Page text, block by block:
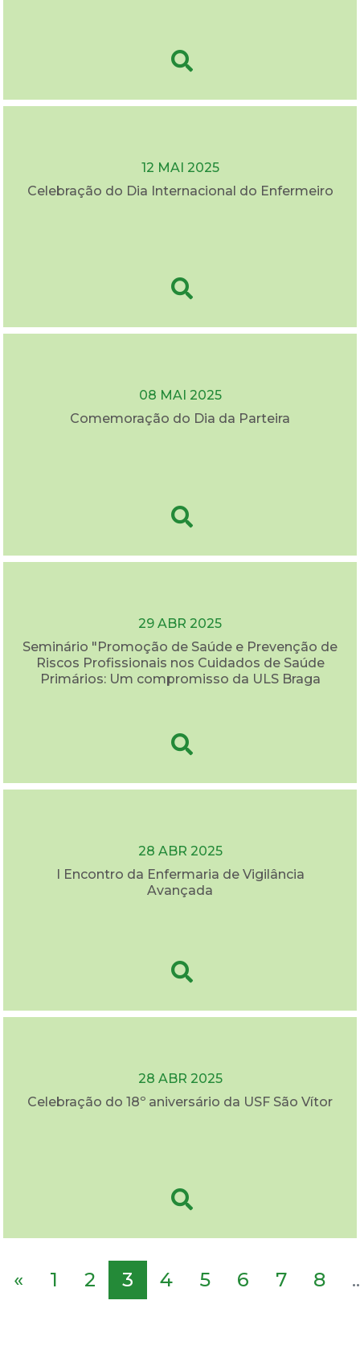
12 MAI 2025
Celebração do Dia Internacional do Enfermeiro
08 MAI 2025
Comemoração do Dia da Parteira
29 ABR 2025
Seminário "Promoção de Saúde e Prevenção de
Riscos Profissionais nos Cuidados de Saúde
Primários: Um compromisso da ULS Braga
28 ABR 2025
I Encontro da Enfermaria de Vigilância
Avançada
28 ABR 2025
Celebração do 18º aniversário da USF São Vítor
« 1 2 3 4 5 6 7 8